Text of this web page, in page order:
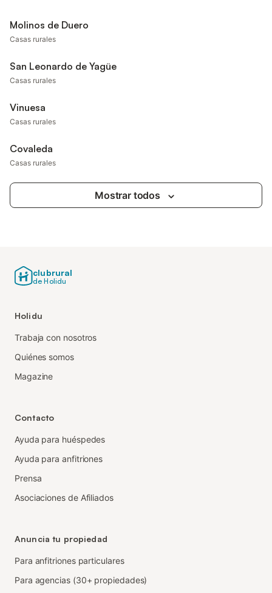
Molinos de Duero
Casas rurales
San Leonardo de Yagüe
Casas rurales
Vinuesa
Casas rurales
Covaleda
Casas rurales
Mostrar todos
clubrural
de Holidu
Holidu
Trabaja con nosotros
Quiénes somos
Magazine
Contacto
Ayuda para huéspedes
Ayuda para anfitriones
Prensa
Asociaciones de Afiliados
Anuncia tu propiedad
Para anfitriones particulares
Para agencias (30+ propiedades)